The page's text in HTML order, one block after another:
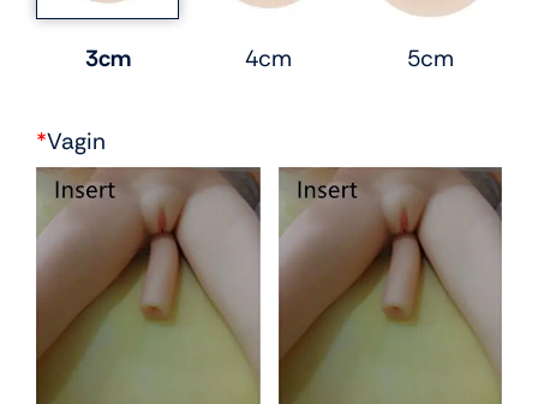
3cm 4cm 5cm
*Vagin